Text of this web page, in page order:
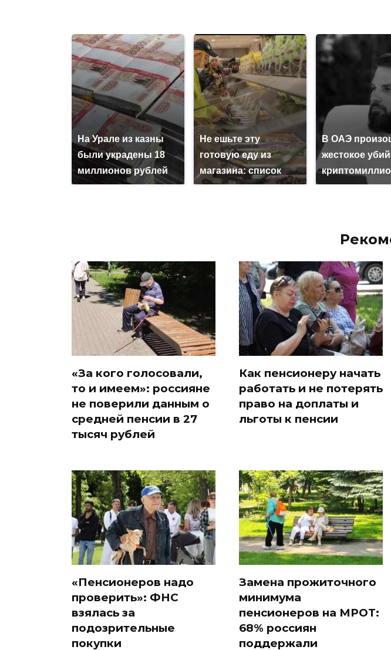
На Урале из казны
были украдены 18
миллионов рублей
Не ешьте эту
готовую еду из
магазина: список
В ОАЭ
жестокое
«За кого голосовали,
то и имеем»: россияне
не поверили данным о
средней пенсии в 27
тысяч рублей
Как пенсионеру начать
работать и не потерять
право на доплаты и
льготы к пенсии
«Пенсионеров надо
проверить»: ФНС
взялась за
подозрительные
покупки
Замена прожиточного
минимума
пенсионеров на МРОТ:
68% россиян
поддержали